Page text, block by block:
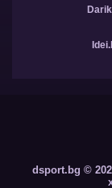
dsport.bg ©